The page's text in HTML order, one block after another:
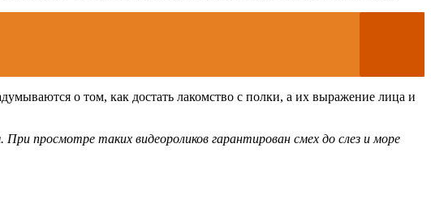
о том, как достать лакомство с полки, а их выражение лица и
просмотре таких видеороликов гарантирован смех до слез и море